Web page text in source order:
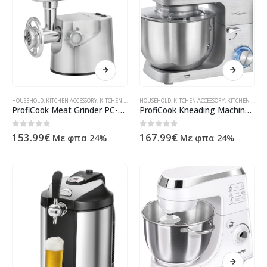
HOUSEHOLD, KITCHEN ACCESSORY, KITCHEN MACHINE ,ΠΡΟΪΌΝΤΑ ΠΛΗΡΟΦΟΡΙΚΉΣ - ΚΙΝΗΤΉΣ
ProfiCook Meat Grinder PC-FW 1173
0 out of 5
153.99€ Με φπα 24%
HOUSEHOLD, KITCHEN ACCESSORY, KITCHEN MACHINE
ProfiCook Kneading Machine PC-KM 1188
0 out of 5
167.99€ Με φπα 24%